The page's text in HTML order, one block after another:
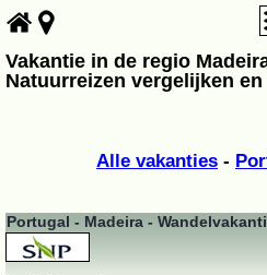
Vakantie in de regio
Natuurreizen vergelijken en
Alle vakanties -
Portugal - Madeira -